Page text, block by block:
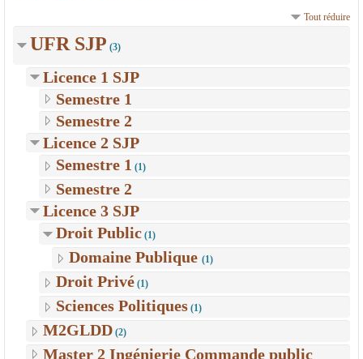
Tout réduire
UFR SJP (3)
Licence 1 SJP
Semestre 1
Semestre 2
Licence 2 SJP
Semestre 1 (1)
Semestre 2
Licence 3 SJP
Droit Public (1)
Domaine Publique (1)
Droit Privé (1)
Sciences Politiques (1)
M2GLDD (2)
Master 2 Ingénierie Commande public